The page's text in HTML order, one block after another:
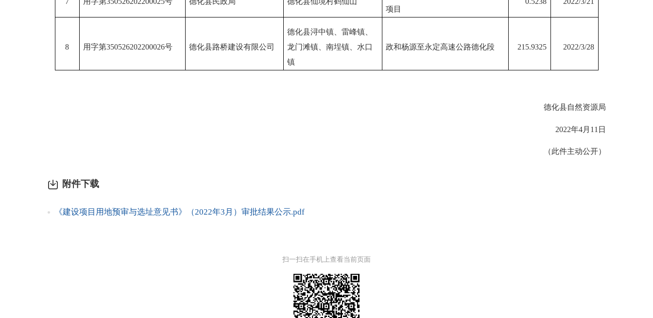
项目
8 用字第350526202200026号 德化县路桥建设有限公司
德化县浔中镇、雷峰镇、
龙门滩镇、南埕镇、水口
镇
政和杨源至永定高速公路德化段 215.9325 2022/3/28
德化县自然资源局
2022年4月 11 日
（此件主动公开）
附件下载
《建设项目用地预审与选址意见书》（2022年3月）审批结果公示.pdf
扫一扫在手机上查看当前页面